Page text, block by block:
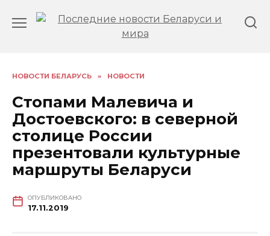
НОВОСТИ БЕЛАРУСЬ » НОВОСТИ
Стопами Малевича и
Достоевского: в северной
столице России
презентовали культурные
маршруты Беларуси
ОПУБЛИКОВАНО
17.11.2019